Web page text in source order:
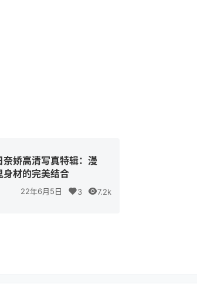
娇高清写真特辑：漫
身材的完美结合
22年6月5日 3 7.2k